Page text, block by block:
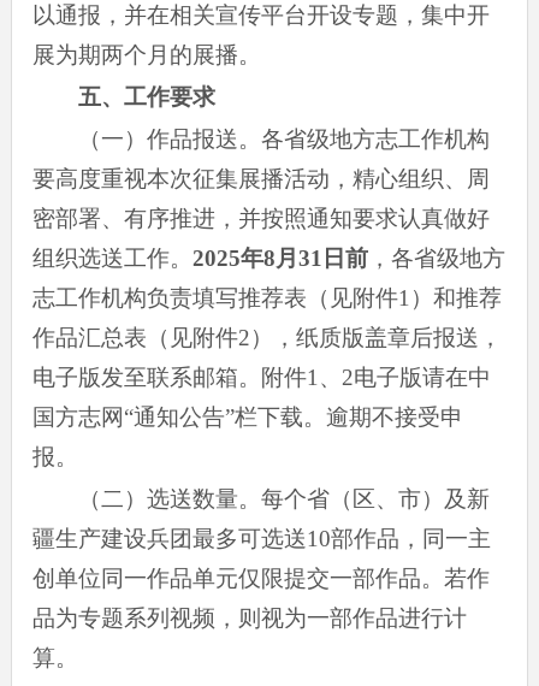
以通报，并在相关宣传平台开设专题，集中开
展为期两个月的展播。
五、工作要求
（一）作品报送。各省级地方志工作机构
要高度重视本次征集展播活动，精心组织、周
密部署、有序推进，并按照通知要求认真做好
组织选送工作。 2025年8月31日前，各省级地方
志工作机构负责填写推荐表（见附件1）和推荐
作品汇总表（见附件2），纸质版盖章后报送，
电子版发至联系邮箱。附件1、2电子版请在中
国方志网“通知公告”栏下载。逾期不接受申
报。
（二）选送数量。每个省（区、市）及新
疆生产建设兵团最多可选送10部作品，同一主
创单位同一作品单元仅限提交一部作品。若作
品为专题系列视频，则视为一部作品进行计
算。